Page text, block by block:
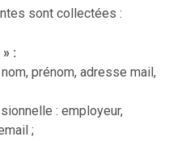
sont collectées :
:
prénom, adresse mail,
: employeur,
;